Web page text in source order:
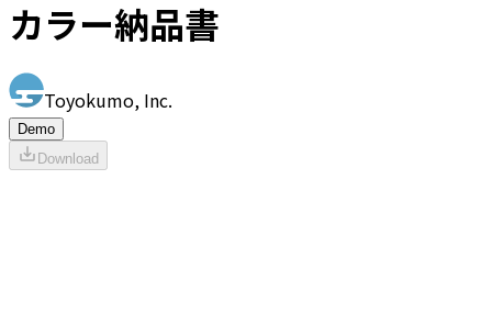
カラー納品書
Toyokumo, Inc.
Demo
Download